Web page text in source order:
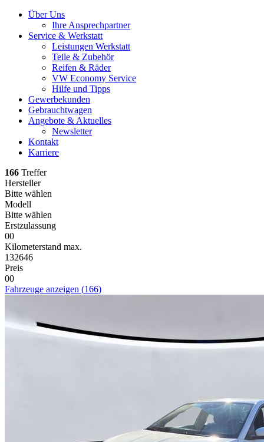
Über Uns
Ihre Ansprechpartner
Service & Werkstatt
Leistungen Werkstatt
Teile & Zubehör
Reifen & Räder
VW Economy Service
Hilfe und Tipps
Gewerbekunden
Gebrauchtwagen
Angebote & Aktuelles
Newsletter
Kontakt
Karriere
166 Treffer
Hersteller
Bitte wählen
Modell
Bitte wählen
Erstzulassung
00
Kilometerstand max.
132646
Preis
00
Fahrzeuge anzeigen (166)